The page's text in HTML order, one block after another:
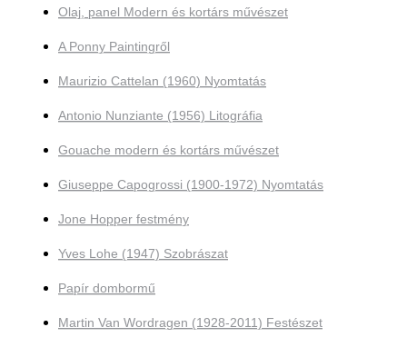
Olaj, panel Modern és kortárs művészet
A Ponny Paintingről
Maurizio Cattelan (1960) Nyomtatás
Antonio Nunziante (1956) Litográfia
Gouache modern és kortárs művészet
Giuseppe Capogrossi (1900-1972) Nyomtatás
Jone Hopper festmény
Yves Lohe (1947) Szobrászat
Papír dombormű
Martin Van Wordragen (1928-2011) Festészet